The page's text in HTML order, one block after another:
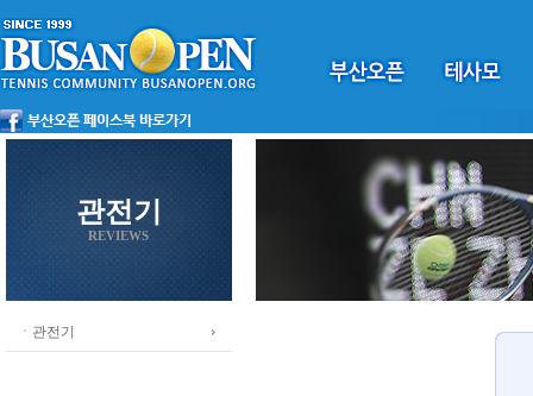
관전기
REVIEWS
ㆍ관전기